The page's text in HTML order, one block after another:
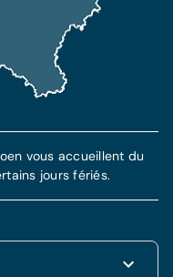
vous accueillent du
jours fériés.